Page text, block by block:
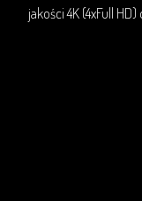
jakości 4K (4xFull